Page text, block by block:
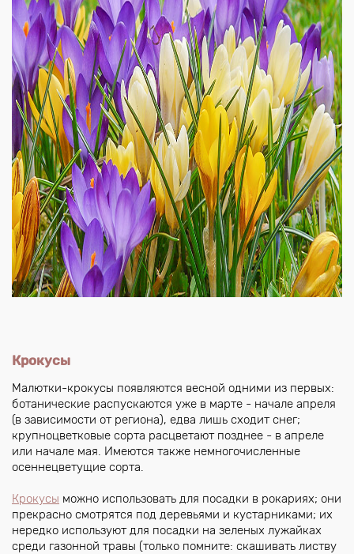
Крокусы
Малютки-крокусы появляются весной одними из первых:
ботанические распускаются уже в марте - начале апреля
(в зависимости от региона), едва лишь сходит снег;
крупноцветковые сорта расцветают позднее - в апреле
или начале мая. Имеются также немногочисленные
осеннецветущие сорта.
Крокусы можно использовать для посадки в рокариях; они
прекрасно смотрятся под деревьями и кустарниками; их
нередко используют для посадки на зеленых лужайках
среди газонной травы (только помните: скашивать листву